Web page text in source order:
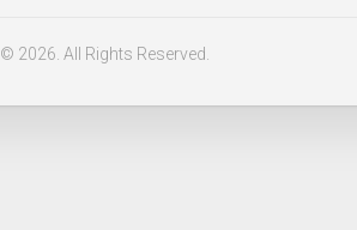
© 2026. All Rights Reserved.